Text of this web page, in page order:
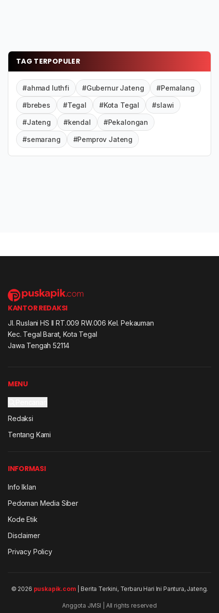
TAG TERPOPULER
#ahmad luthfi #Gubernur Jateng #Pemalang
#brebes #Tegal #Kota Tegal #slawi
#Jateng #kendal #Pekalongan
#semarang #Pemprov Jateng
KANTOR REDAKSI
Jl. Ruslani HS II RT.009 RW.006 Kel. Pekauman
Kec. Tegal Barat, Kota Tegal
Jawa Tengah 52114
MENU
Redaksi
Tentang Kami
INFORMASI
Info Iklan
Pedoman Media Siber
Kode Etik
Disclaimer
Privacy Policy
© 2026 puskapik.com | Berita Terkini, Terbaru Hari Ini Pantura, Jateng.
Anggota JMSI | All rights reserved